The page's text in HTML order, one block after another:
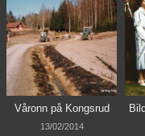
Våronn på Kongsrud
13/02/2014